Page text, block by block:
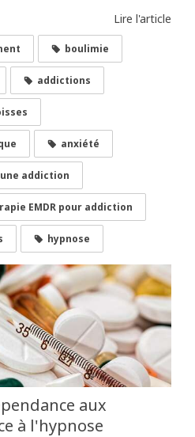
Lire l'article
boulimie
addictions
anxiété
addiction
EMDR pour addiction
hypnose
aux
à l'hypnose